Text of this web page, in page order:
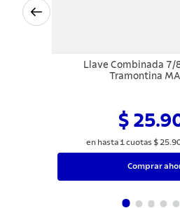
Llave Combinada 7/
Tramontina
$
en hasta 1 cuotas $ 25.
Comprar